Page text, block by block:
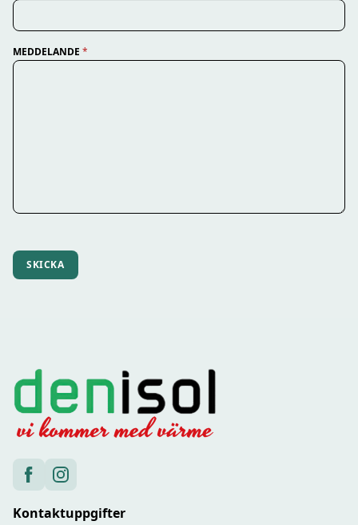
MEDDELANDE *
Kontaktuppgifter